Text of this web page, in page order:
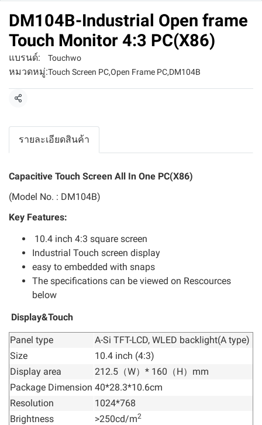
DM104B-Industrial Open frame
Touch Monitor 4:3 PC(X86)
แบรนด์: Touchwo
หมวดหมู่:Touch Screen PC,Open Frame PC,DM104B
แชร์
รายละเอียดสินค้า
Capacitive Touch Screen All In One PC(X86)
(Model No. : DM104B)
Key Features:
10.4 inch 4:3 square screen
Industrial Touch screen display
easy to embedded with snaps
The specifications can be viewed on Rescources
below
Display&Touch
Panel type
A-Si TFT-LCD, WLED backlight(A type)
Size
10.4 inch (4:3)
Display area
212.5（W）* 160（H）mm
Package Dimension 40*28.3*10.6cm
Resolution
1024*768
Brightness
>250cd/m2